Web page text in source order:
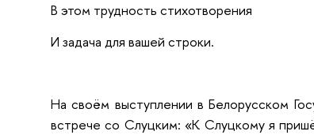
В этом трудность стихотворения
И задача для вашей строки.
На своём выступлении в Белорусском
встрече со Слуцким: «К Слуцкому я